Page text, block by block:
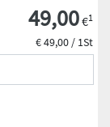
49,00€1
€ 49,00 / 1St